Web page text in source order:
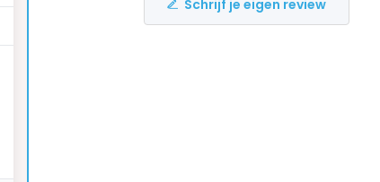
Schrijf je eigen review